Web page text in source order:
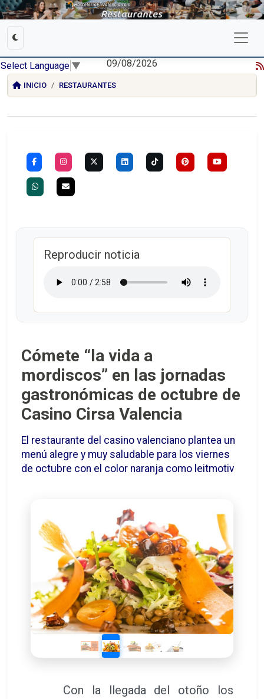
Select Language ▼ 09/08/2026
INICIO RESTAURANTES
Reproducir noticia
Cómete “la vida a
mordiscos” en las jornadas
gastronómicas de octubre de
Casino Cirsa Valencia
El restaurante del casino valenciano plantea un
menú alegre y muy saludable para los viernes
de octubre con el color naranja como leitmotiv
Con la llegada del otoño los